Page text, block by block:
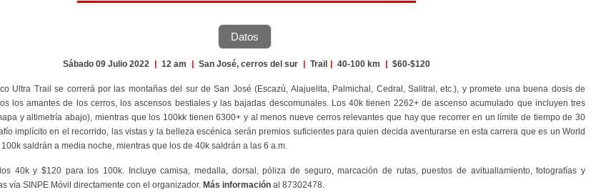
Datos
Sábado 09 Julio 2022 | 12 am | San José, cerros del sur | Trail | 40-100 km | $60-$120
Ultra Trail se correrá por las montañas del sur de San José (Escazú, Alajuelita, Palmichal, Cedral, Salitral, etc.), y promete una buena dosis de
los amantes de los cerros, los ascensos bestiales y las bajadas descomunales. Los 40k tienen 2262+ de ascenso acumulado que incluyen tres
y altimetría abajo), mientras que los 100kk tienen 6300+ y al menos nueve cerros relevantes que hay que recorrer en un límite de tiempo de 30
implícito en el recorrido, las vistas y la belleza escénica serán premios suficientes para quien decida aventurarse en esta carrera que es un World
saldrán a media noche, mientras que los de 40k saldrán a las 6 a.m.
40k y $120 para los 100k. Incluye camisa, medalla, dorsal, póliza de seguro, marcación de rutas, puestos de avituallamiento, fotografías y
vía SINPE Móvil directamente con el organizador. Más información al 87302478.